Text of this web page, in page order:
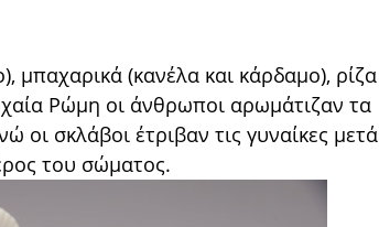
μπαχαρικά (κανέλα και κάρδαμο), ρίζα
Ρώμη οι άνθρωποι αρωμάτιζαν τα
οι σκλάβοι έτριβαν τις γυναίκες μετά
του σώματος.